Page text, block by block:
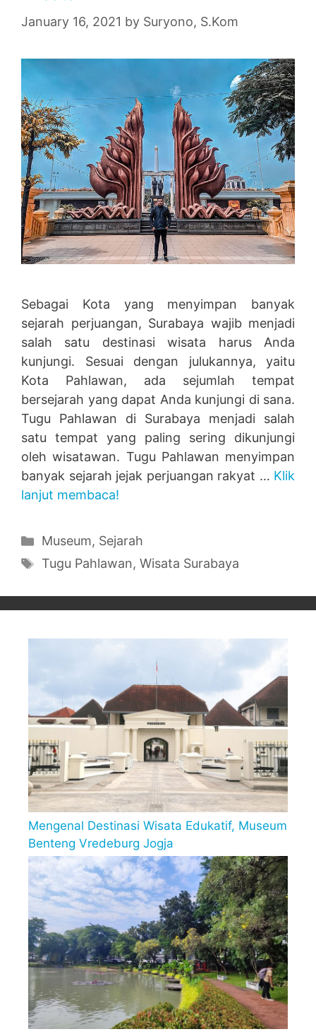
January 16, 2021 by Suryono, S.Kom
Sebagai Kota yang menyimpan banyak
sejarah perjuangan, Surabaya wajib menjadi
salah satu destinasi wisata harus Anda
kunjungi. Sesuai dengan julukannya, yaitu
Kota Pahlawan, ada sejumlah tempat
bersejarah yang dapat Anda kunjungi di sana.
Tugu Pahlawan di Surabaya menjadi salah
satu tempat yang paling sering dikunjungi
oleh wisatawan. Tugu Pahlawan menyimpan
banyak sejarah jejak perjuangan rakyat … Klik
lanjut membaca!
Categories
Museum, Sejarah
Tags
Tugu Pahlawan, Wisata Surabaya
Mengenal Destinasi Wisata Edukatif, Museum
Benteng Vredeburg Jogja